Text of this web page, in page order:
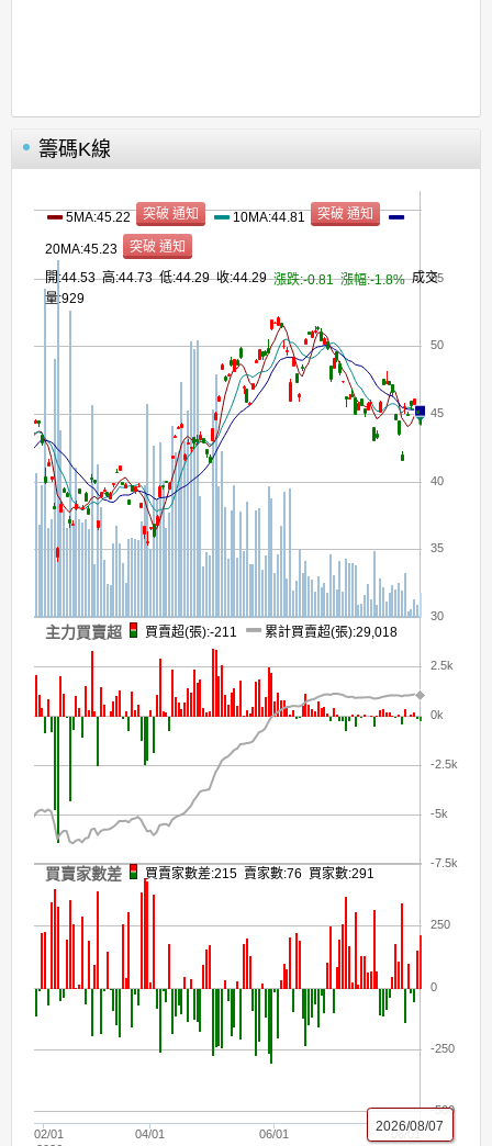
籌碼K線
02/01
04/01 06/01 08/01
30
35
40
45
50
55
-7.5k
-5k
-2.5k
0k
2.5k
-500
-250
0
250
2026/08/07
5MA:45.22 10MA:44.81
20MA:45.23
開:44.53 高:44.73 低:44.29 收:44.29漲跌:-0.81 漲幅:-1.8%成交
量:929
主力買賣超 買賣超(張):-211 累計買賣超(張):29,018
買賣家數差 買賣家數差:215 賣家數:76 買家數:291